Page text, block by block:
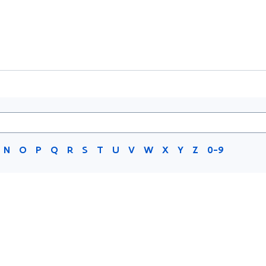
N O P Q R S T U V W X Y Z 0-9